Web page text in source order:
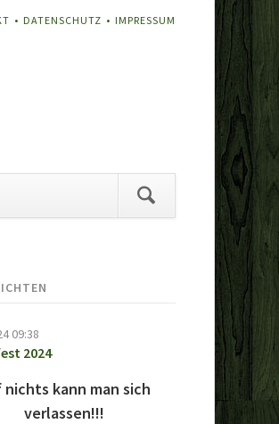
DATENSCHUTZ IMPRESSUM
09:38
2024
nichts kann man sich
verlassen!!!